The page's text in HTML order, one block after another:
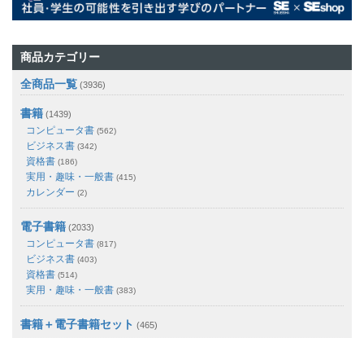
商品カテゴリー
全商品一覧 (3936)
書籍 (1439)
コンピュータ書 (562)
ビジネス書 (342)
資格書 (186)
実用・趣味・一般書 (415)
カレンダー (2)
電子書籍 (2033)
コンピュータ書 (817)
ビジネス書 (403)
資格書 (514)
実用・趣味・一般書 (383)
書籍＋電子書籍セット (465)